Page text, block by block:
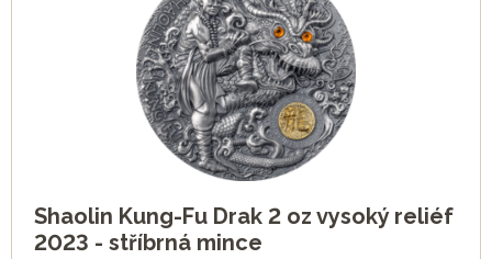
Shaolin Kung-Fu Drak 2 oz vysoký reliéf
2023 - stříbrná mince